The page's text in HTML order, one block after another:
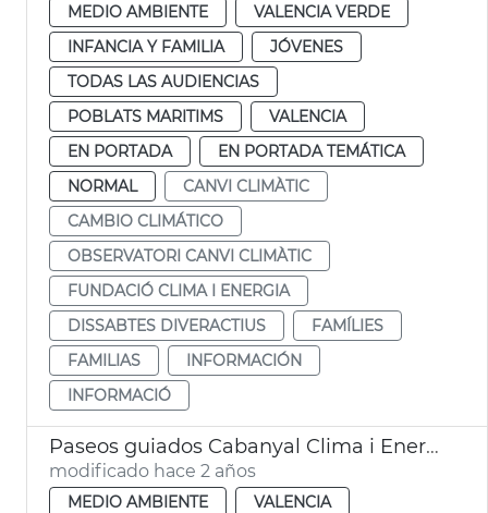
MEDIO AMBIENTE
VALENCIA VERDE
INFANCIA Y FAMILIA
JÓVENES
TODAS LAS AUDIENCIAS
POBLATS MARITIMS
VALENCIA
EN PORTADA
EN PORTADA TEMÁTICA
NORMAL
CANVI CLIMÀTIC
CAMBIO CLIMÁTICO
OBSERVATORI CANVI CLIMÀTIC
FUNDACIÓ CLIMA I ENERGIA
DISSABTES DIVERACTIUS
FAMÍLIES
FAMILIAS
INFORMACIÓN
INFORMACIÓ
Paseos guiados Cabanyal Clima i Energia
modificado hace 2 años
MEDIO AMBIENTE
VALENCIA